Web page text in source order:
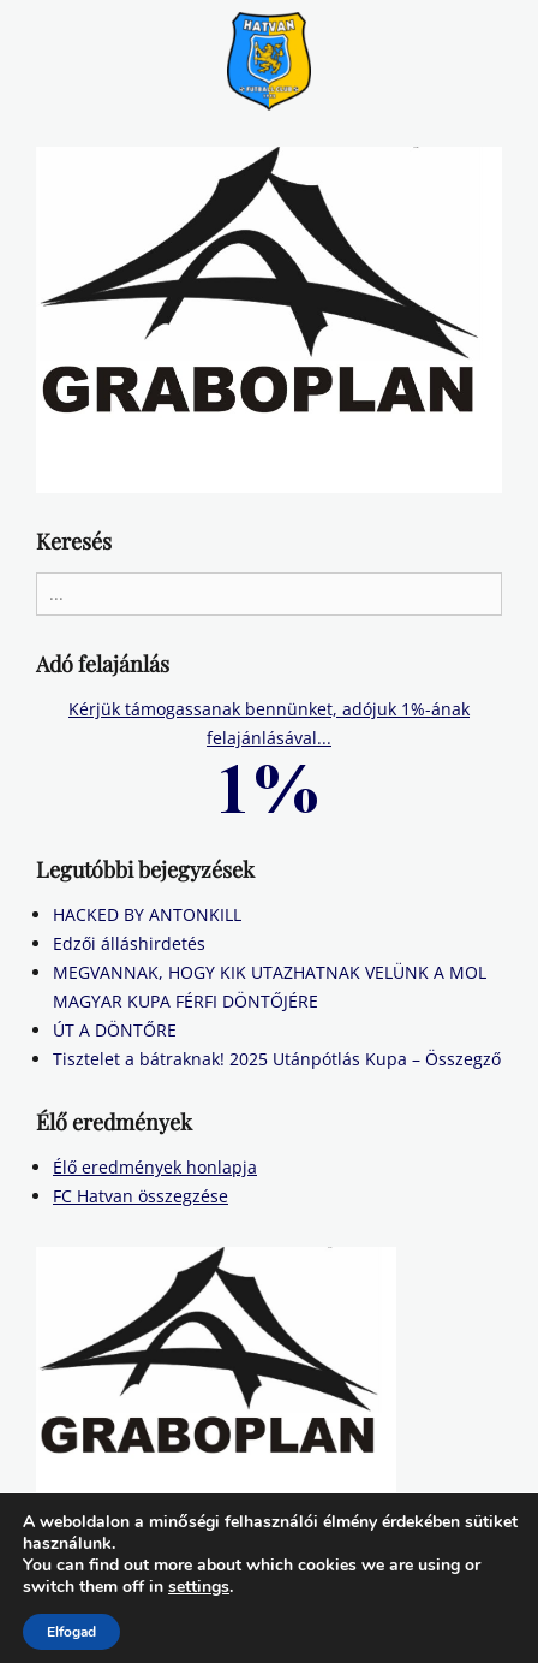
Keresés
for:
Adó felajánlás
Kérjük támogassanak bennünket, adójuk 1%-ának
felajánlásával...
Legutóbbi bejegyzések
HACKED BY ANTONKILL
Edzői álláshirdetés
MEGVANNAK, HOGY KIK UTAZHATNAK VELÜNK A MOL
MAGYAR KUPA FÉRFI DÖNTŐJÉRE
ÚT A DÖNTŐRE
Tisztelet a bátraknak! 2025 Utánpótlás Kupa – Összegző
Élő eredmények
Élő eredmények honlapja
FC Hatvan összegzése
Copyright © 2026
A weboldalon a minőségi felhasználói élmény érdekében sütiket
használunk.
You can find out more about which cookies we are using or
switch them off in settings.
Elfogad